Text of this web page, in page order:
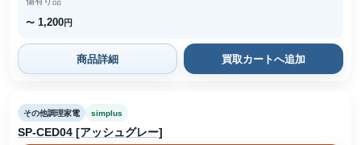
〜 1,200円
商品詳細 買取カートへ追加
その他調理家電 simplus
SP-CED04 [アッシュグレー]